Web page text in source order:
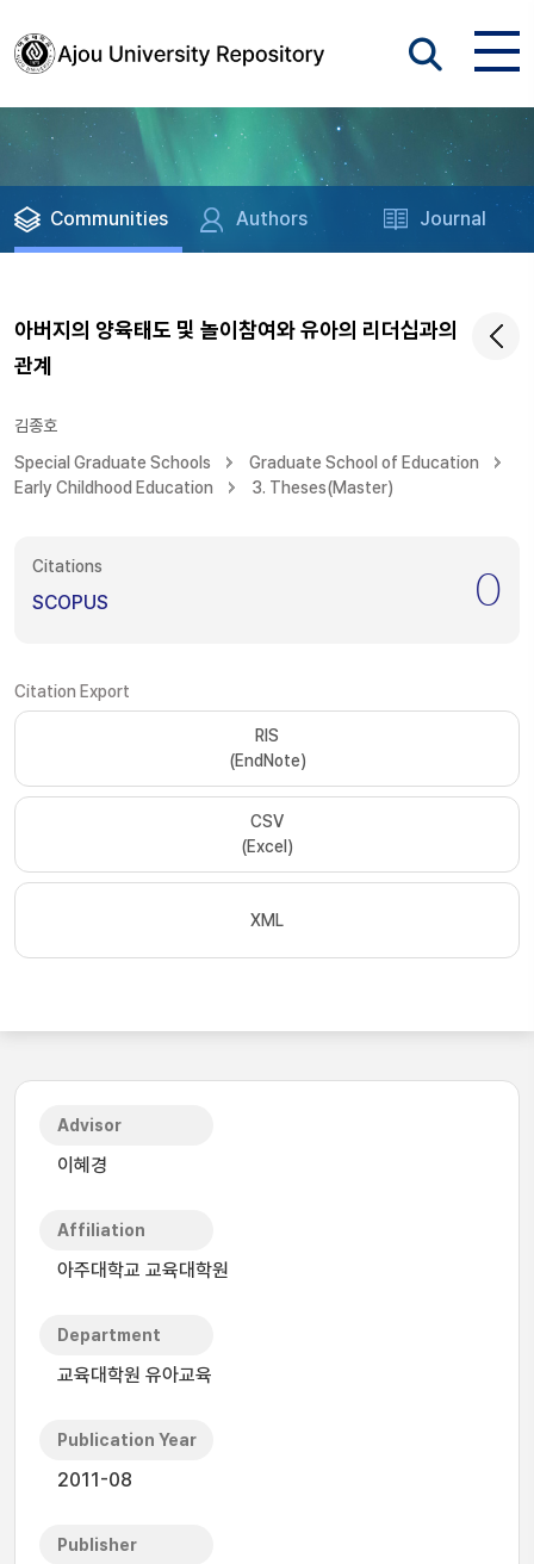
Communities Authors Journal
아버지의 양육태도 및 놀이참여와 유아의 리더십과의
관계
김종호
Special Graduate Schools
Graduate School of Education
Early Childhood Education
3. Theses(Master)
Citations
SCOPUS 0
Citation Export
RIS
(EndNote)
CSV
(Excel)
XML
Advisor
이혜경
Affiliation
아주대학교 교육대학원
Department
교육대학원 유아교육
Publication Year
2011-08
Publisher